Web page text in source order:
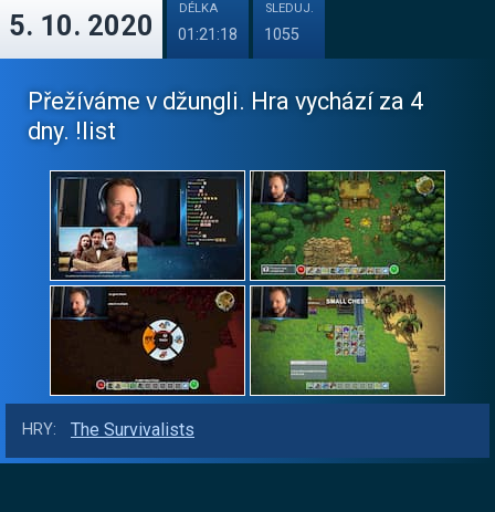
5. 10. 2020
DÉLKA
01:21:18
SLEDUJ.
1055
Přežíváme v džungli. Hra vychází za 4
dny. !list
HRY: The Survivalists